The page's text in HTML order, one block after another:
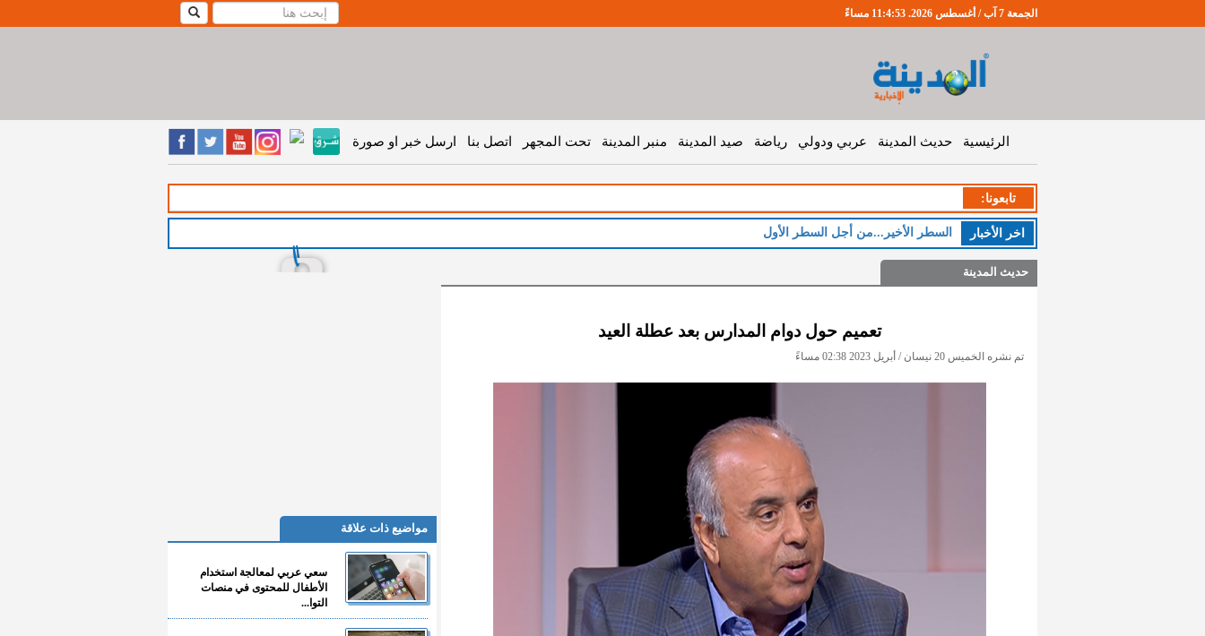
الجمعة 7 آب / أغسطس 2026. 11:4:54 مساءً
الرئيسية حديث المدينة عربي ودولي رياضة صيد المدينة منبر المدينة تحت المجهر اتصل بنا ارسل خبر او صورة
تابعونا:
اخر اﻷخبار
حديث المدينة
تعميم حول دوام المدارس بعد عطلة العيد
تم نشره الخميس 20 نيسان / أبريل 2023 02:38 مساءً
مواضيع ذات علاقة
سعي عربي لمعالجة استخدام
الأطفال للمحتوى في منصات
التوا...